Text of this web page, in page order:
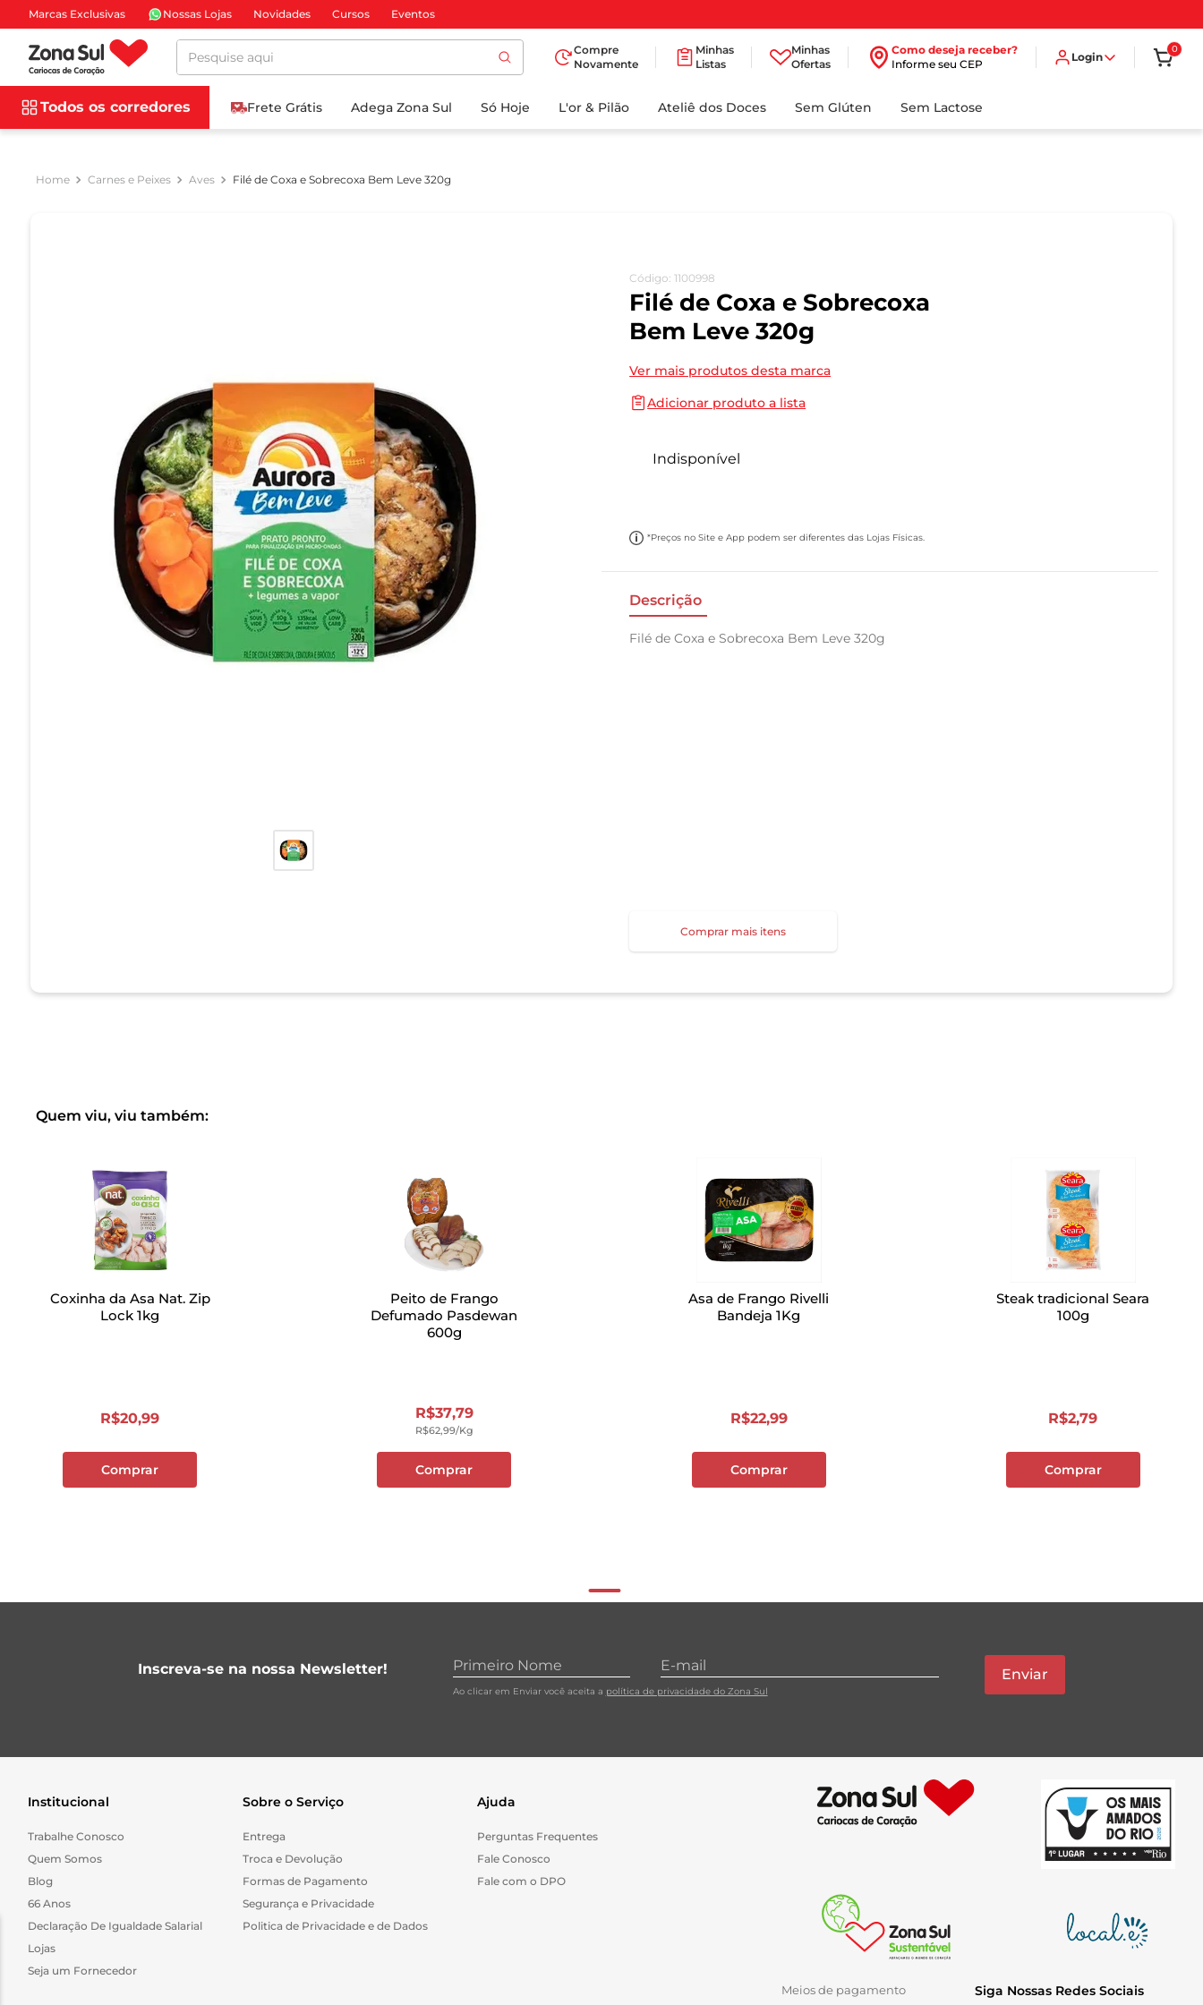
Marcas Exclusivas Nossas Lojas Novidades Cursos Eventos
Pesquise aqui
Compre
Novamente
Minhas
Listas
Minhas
Ofertas
Como deseja receber?
Informe seu CEP
Login
0
Todos os corredores Frete Grátis Adega Zona Sul Só Hoje L'or & Pilão Ateliê dos Doces Sem Glúten Sem Lactose
Carnes e Peixes Aves Filé de Coxa e Sobrecoxa Bem Leve 320g
Código: 1100998
Filé de Coxa e Sobrecoxa
Bem Leve 320g
Ver mais produtos desta marca
Adicionar produto a lista
Indisponível
*Preços no Site e App podem ser diferentes das Lojas Físicas.
Descrição
Filé de Coxa e Sobrecoxa Bem Leve 320g
Comprar mais itens
Quem viu, viu também:
Coxinha da Asa Nat. Zip
Lock 1kg
R$20,99
Comprar
Peito de Frango
Defumado Pasdewan
600g
R$37,79
R$62,99/kg
Comprar
Asa de Frango Rivelli
Bandeja 1Kg
R$22,99
Comprar
Steak tradicional Seara
100g
R$2,79
Comprar
Inscreva-se na nossa Newsletter!
Ao clicar em Enviar você aceita a política de privacidade do Zona Sul
Enviar
Institucional
Trabalhe Conosco
Quem Somos
Blog
66 Anos
Declaração De Igualdade Salarial
Lojas
Seja um Fornecedor
Sobre o Serviço
Entrega
Troca e Devolução
Formas de Pagamento
Segurança e Privacidade
Politica de Privacidade e de Dados
Ajuda
Perguntas Frequentes
Fale Conosco
Fale com o DPO
Meios de pagamento Siga Nossas Redes Sociais
BUSCADOS